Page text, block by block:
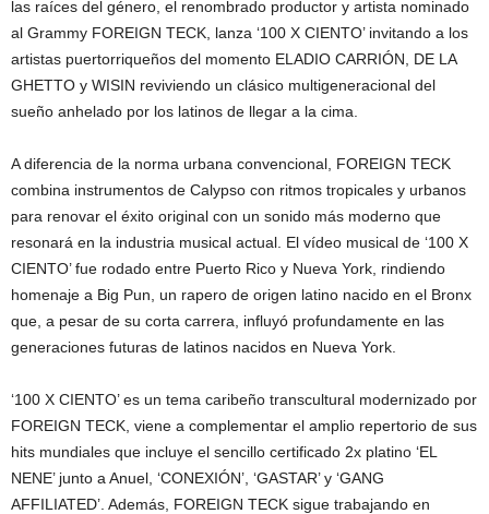
las raíces del género, el renombrado productor y artista nominado
al Grammy FOREIGN TECK, lanza ‘100 X CIENTO’ invitando a los
artistas puertorriqueños del momento ELADIO CARRIÓN, DE LA
GHETTO y WISIN reviviendo un clásico multigeneracional del
sueño anhelado por los latinos de llegar a la cima.
A diferencia de la norma urbana convencional, FOREIGN TECK
combina instrumentos de Calypso con ritmos tropicales y urbanos
para renovar el éxito original con un sonido más moderno que
resonará en la industria musical actual. El vídeo musical de ‘100 X
CIENTO’ fue rodado entre Puerto Rico y Nueva York, rindiendo
homenaje a Big Pun, un rapero de origen latino nacido en el Bronx
que, a pesar de su corta carrera, influyó profundamente en las
generaciones futuras de latinos nacidos en Nueva York.
‘100 X CIENTO’ es un tema caribeño transcultural modernizado por
FOREIGN TECK, viene a complementar el amplio repertorio de sus
hits mundiales que incluye el sencillo certificado 2x platino ‘EL
NENE’ junto a Anuel, ‘CONEXIÓN’, ‘GASTAR’ y ‘GANG
AFFILIATED’. Además, FOREIGN TECK sigue trabajando en